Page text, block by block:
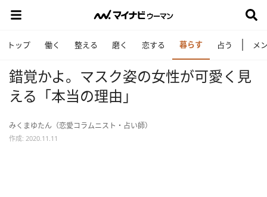
トップ 働く 整える 磨く 恋する 暮らす 占う メ
錯覚かよ。マスク姿の女性が可愛く見
える「本当の理由」
みくまゆたん（恋愛コラムニスト・占い師）
作成: 2020.11.11